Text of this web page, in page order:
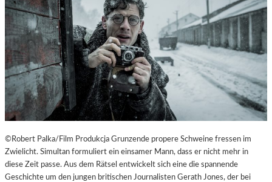
©Robert Palka/Film Produkcja Grunzende propere Schweine fressen im
Zwielicht. Simultan formuliert ein einsamer Mann, dass er nicht mehr in
diese Zeit passe. Aus dem Rätsel entwickelt sich eine die spannende
Geschichte um den jungen britischen Journalisten Gerath Jones, der bei